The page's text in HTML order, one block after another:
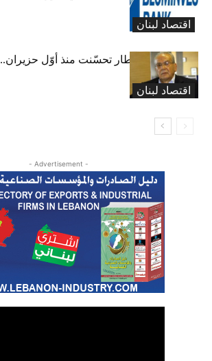
اقتصاد لبنان
نقطة
اقتصاد لبنان
عبود: حركة المطار تحسّنت منذ أوّل حزيران..
ولكن
- Advertisement -